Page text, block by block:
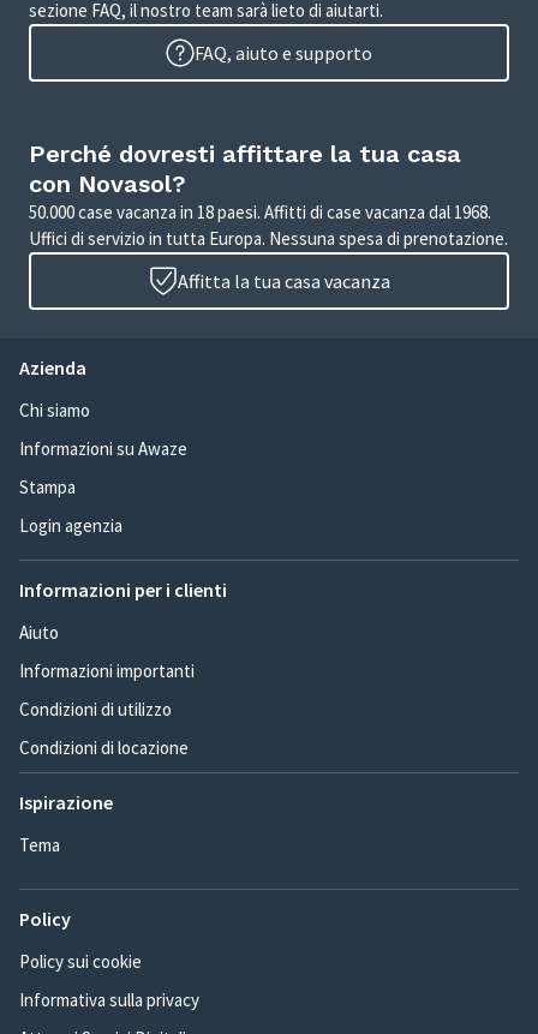
sezione FAQ, il nostro team sarà lieto di aiutarti.
FAQ, aiuto e supporto
Perché dovresti affittare la tua casa
con Novasol?
50.000 case vacanza in 18 paesi. Affitti di case vacanza dal 1968.
Uffici di servizio in tutta Europa. Nessuna spesa di prenotazione.
Affitta la tua casa vacanza
Azienda
Chi siamo
Informazioni su Awaze
Stampa
Login agenzia
Informazioni per i clienti
Aiuto
Informazioni importanti
Condizioni di utilizzo
Condizioni di locazione
Ispirazione
Tema
Policy
Policy sui cookie
Informativa sulla privacy